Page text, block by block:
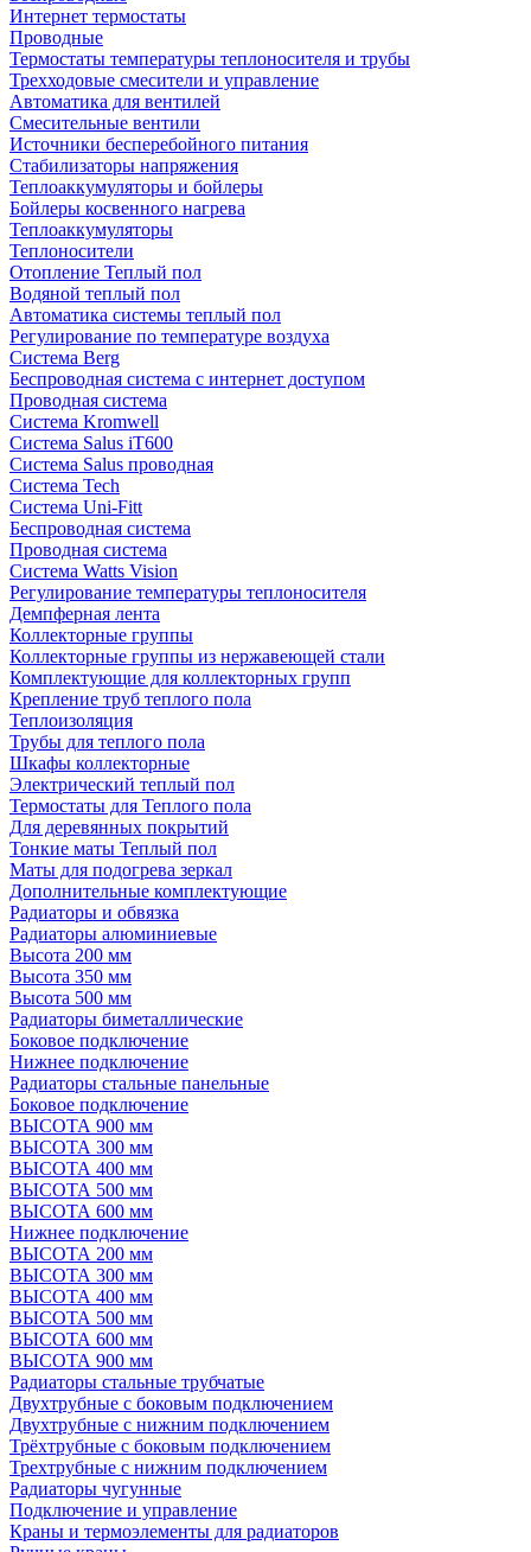
Интернет термостаты
Проводные
Термостаты температуры теплоносителя и трубы
Трехходовые смесители и управление
Автоматика для вентилей
Смесительные вентили
Источники бесперебойного питания
Стабилизаторы напряжения
Теплоаккумуляторы и бойлеры
Бойлеры косвенного нагрева
Теплоаккумуляторы
Теплоносители
Отопление Теплый пол
Водяной теплый пол
Автоматика системы теплый пол
Регулирование по температуре воздуха
Система Berg
Беспроводная система с интернет доступом
Проводная система
Система Kromwell
Система Salus iT600
Система Salus проводная
Система Tech
Система Uni-Fitt
Беспроводная система
Проводная система
Система Watts Vision
Регулирование температуры теплоносителя
Демпферная лента
Коллекторные группы
Коллекторные группы из нержавеющей стали
Комплектующие для коллекторных групп
Крепление труб теплого пола
Теплоизоляция
Трубы для теплого пола
Шкафы коллекторные
Электрический теплый пол
Термостаты для Теплого пола
Для деревянных покрытий
Тонкие маты Теплый пол
Маты для подогрева зеркал
Дополнительные комплектующие
Радиаторы и обвязка
Радиаторы алюминиевые
Высота 200 мм
Высота 350 мм
Высота 500 мм
Радиаторы биметаллические
Боковое подключение
Нижнее подключение
Радиаторы стальные панельные
Боковое подключение
ВЫСОТА 900 мм
ВЫСОТА 300 мм
ВЫСОТА 400 мм
ВЫСОТА 500 мм
ВЫСОТА 600 мм
Нижнее подключение
ВЫСОТА 200 мм
ВЫСОТА 300 мм
ВЫСОТА 400 мм
ВЫСОТА 500 мм
ВЫСОТА 600 мм
ВЫСОТА 900 мм
Радиаторы стальные трубчатые
Двухтрубные с боковым подключением
Двухтрубные с нижним подключением
Трёхтрубные с боковым подключением
Трехтрубные с нижним подключением
Радиаторы чугунные
Подключение и управление
Краны и термоэлементы для радиаторов